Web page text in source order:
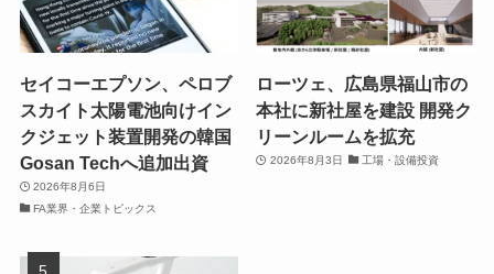
セイコーエプソン、ペロブ
スカイト太陽電池向けイン
クジェット装置開発の韓国
Gosan Techへ追加出資
2026年8月6日
FA業界・企業トピックス
ローツェ、広島県福山市の
本社に新社屋を建設 開発ク
リーンルームを拡充
2026年8月3日 工場・設備投資